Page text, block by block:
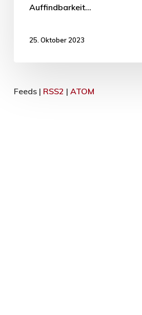
Auffindbarkeit…
25. Oktober 2023
Feeds | RSS2 | ATOM